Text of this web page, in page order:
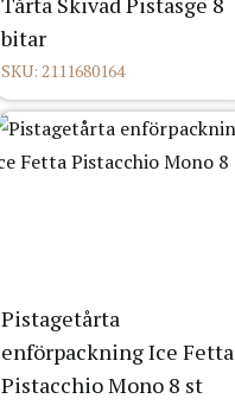
bitar
SKU: 2111680164
Pistagetårta
enförpackning Ice Fetta
Pistacchio Mono 8 st